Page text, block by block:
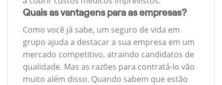
Quais as vantagens para as empresas?
Como você já sabe, um seguro de vida em
grupo ajuda a destacar a sua empresa em um
mercado competitivo, atraindo candidatos de
qualidade. Mas as razões para contratá-lo vão
muito além disso. Quando sabem que estão